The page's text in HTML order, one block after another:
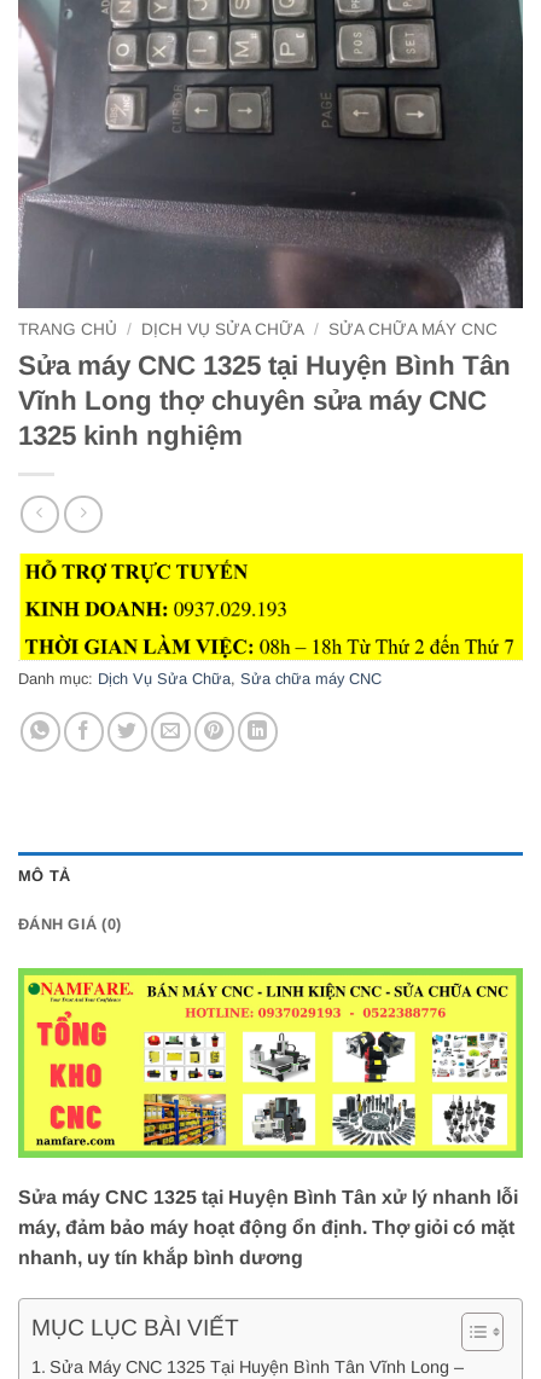
TRANG CHỦ / DỊCH VỤ SỬA CHỮA / SỬA CHỮA MÁY CNC
Sửa máy CNC 1325 tại Huyện Bình Tân
Vĩnh Long thợ chuyên sửa máy CNC
1325 kinh nghiệm
Danh mục: Dịch Vụ Sửa Chữa, Sửa chữa máy CNC
MÔ TẢ
ĐÁNH GIÁ (0)
Sửa máy CNC 1325 tại Huyện Bình Tân xử lý nhanh lỗi
máy, đảm bảo máy hoạt động ổn định. Thợ giỏi có mặt
nhanh, uy tín khắp bình dương
MỤC LỤC BÀI VIẾT
Sửa Máy CNC 1325 Tại Huyện Bình Tân Vĩnh Long –